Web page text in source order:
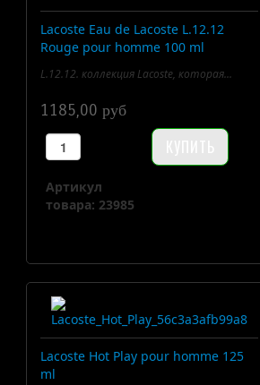
Lacoste Eau de Lacoste L.12.12
Rouge pour homme 100 ml
L.12.12. коллекция Lacoste, которая...
1185,00 руб
Артикул
товара: 23985
Lacoste Hot Play pour homme 125
ml